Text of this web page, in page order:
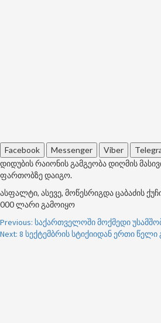
Facebook Messenger Viber
დიდუბის რაიონის გამგეობა დიღმის
ფართობზე დაიგო.
ასფალტი, ასევე, მოწესრიგდა ცაბაძის
000 ლარი გამოიყო
Post
navigation
Previous: საქართველოში მოქმედი
Next: 8 სექტემბრის სტიქიიდან ერთი წელი